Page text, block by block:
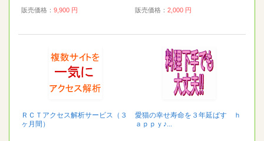
販売価格： 9,900 円 販売価格： 2,000 円
ＲＣＴアクセス解析サービス（３
ヶ月間）
愛猫の幸せ寿命を３年延ばす ｈ
ａｐｐｙ♪...